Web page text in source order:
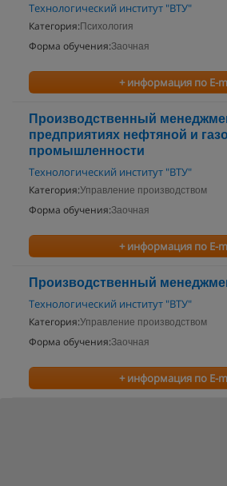
Технологический институт "ВТУ"
Категория: Психология
Форма обучения:Заочная
+ информация по E-
Производственный
предприятиях нефтяной и
промышленности
Технологический институт "ВТУ"
Категория:Управление производством
Форма обучения:Заочная
+ информация по E-
Производственный
Технологический институт "ВТУ"
Категория:Управление производством
Форма обучения:Заочная
+ информация по E-